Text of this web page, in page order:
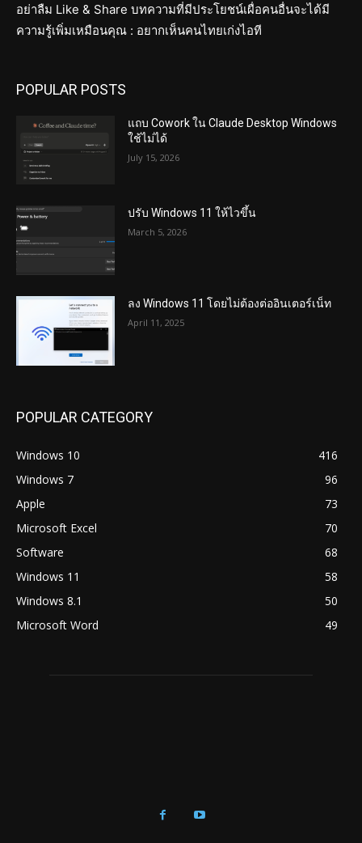
อย่าลืม Like & Share บทความที่มีประโยชน์เผื่อคนอื่นจะได้มี
ความรู้เพิ่มเหมือนคุณ : อยากเห็นคนไทยเก่งไอที
POPULAR POSTS
แถบ Cowork ใน Claude Desktop Windows
ใช้ไม่ได้
July 15, 2026
ปรับ Windows 11 ให้ไวขึ้น
March 5, 2026
ลง Windows 11 โดยไม่ต้องต่ออินเตอร์เน็ท
April 11, 2025
POPULAR CATEGORY
Windows 10
416
Windows 7
96
Apple
73
Microsoft Excel
70
Software
68
Windows 11
58
Windows 8.1
50
Microsoft Word
49